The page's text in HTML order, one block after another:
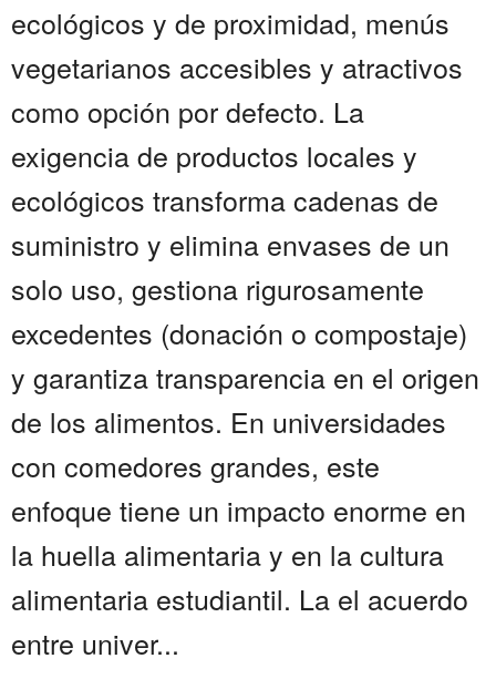
ecológicos y de proximidad, menús
vegetarianos accesibles y atractivos
como opción por defecto. La
exigencia de productos locales y
ecológicos transforma cadenas de
suministro y elimina envases de un
solo uso, gestiona rigurosamente
excedentes (donación o compostaje)
y garantiza transparencia en el origen
de los alimentos. En universidades
con comedores grandes, este
enfoque tiene un impacto enorme en
la huella alimentaria y en la cultura
alimentaria estudiantil. La el acuerdo
entre univer...